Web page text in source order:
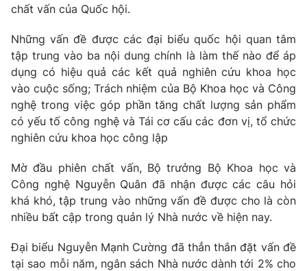
Góc doanh nghiệp
Truyền hình
Phim VTV
Hậu trường
Nhân vật
Khán giả
Giải trí
Điện ảnh
Âm nhạc
Sao
Đời sống
Du lịch
Chất lượng cuộc sống
Giáo dục
Tuyển sinh
Học trực tuyến
Công nghệ
Hitech Công nghệ tương lai
Thị trường
Giao lưu trực tuyến
Lịch phát sóng
chất vấn của Quốc hội.
Những vấn đề được các đại biểu quốc hội quan tâm
tập trung vào ba nội dung chính là làm thế nào để áp
dụng có hiệu quả các kết quả nghiên cứu khoa học
vào cuộc sống; Trách nhiệm của Bộ Khoa học và Công
nghệ trong việc góp phần tăng chất lượng sản phẩm
có yếu tố công nghệ và Tái cơ cấu các đơn vị, tổ chức
nghiên cứu khoa học công lập
Mờ đầu phiên chất vấn, Bộ trưởng Bộ Khoa học và
Công nghệ Nguyễn Quân đã nhận được các câu hỏi
khá khó, tập trung vào những vấn đề được cho là còn
nhiều bất cập trong quản lý Nhà nước về hiện nay.
Đại biểu Nguyễn Mạnh Cường đã thẳn thắn đặt vấn đề
tại sao mỗi năm, ngân sách Nhà nước dành tới 2% cho